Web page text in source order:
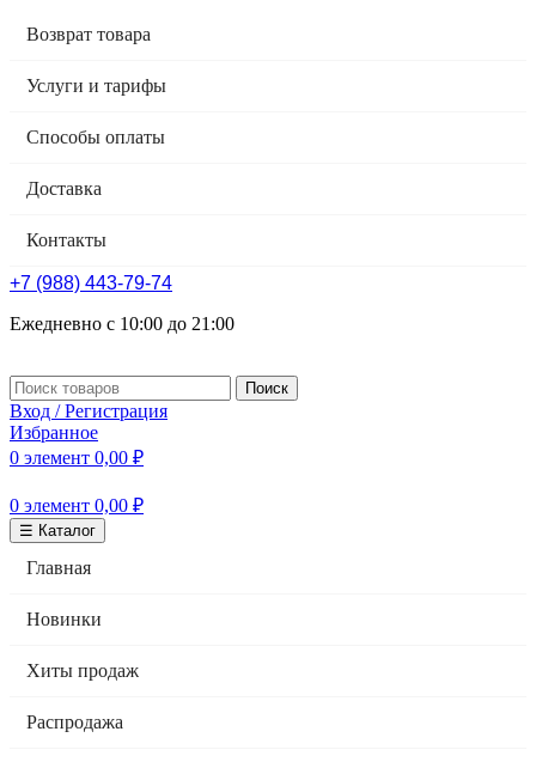
Возврат товара
Услуги и тарифы
Способы оплаты
Доставка
Контакты
+7 (988) 443-79-74
Ежедневно с 10:00 до 21:00
Поиск
Вход / Регистрация
Избранное
0 элемент 0,00 ₽
0 элемент 0,00 ₽
☰ Каталог
Главная
Новинки
Хиты продаж
Распродажа